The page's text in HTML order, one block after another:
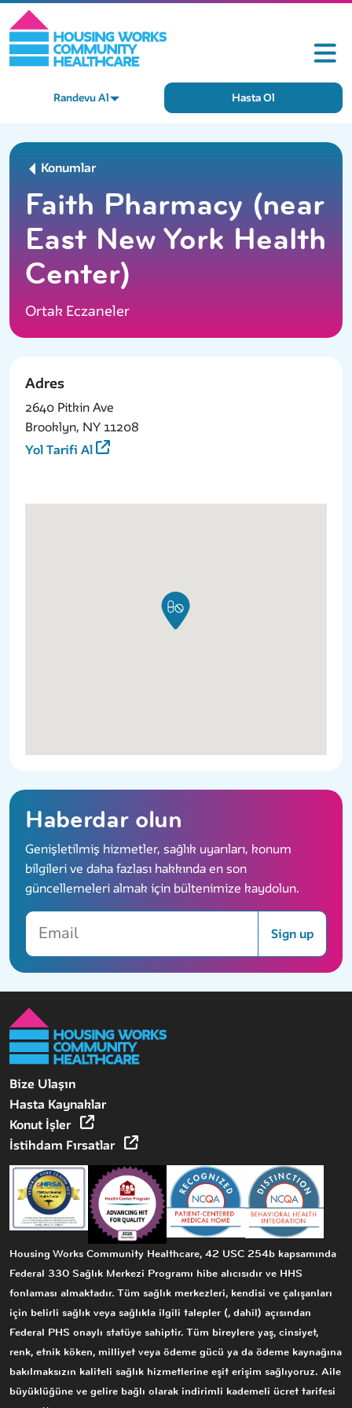
Randevu Al Hasta Ol
Konumlar
Faith Pharmacy (near
East New York Health
Center)
Ortak Eczaneler
Adres
2640 Pitkin Ave
Brooklyn, NY 11208
Yol Tarifi Al
Haberdar olun
Genişletilmiş hizmetler, sağlık uyarıları, konum
bilgileri ve daha fazlası hakkında en son
güncellemeleri almak için bültenimize kaydolun.
Email
Sign up
Bize Ulaşın
Hasta Kaynaklar
Konut İşler
İstihdam Fırsatlar
Housing Works Community Healthcare, 42 USC 254b kapsamında
Federal 330 Sağlık Merkezi Programı hibe alıcısıdır ve HHS
fonlaması almaktadır. Tüm sağlık merkezleri, kendisi ve çalışanları
için belirli sağlık veya sağlıkla ilgili talepler (, dahil) açısından
Federal PHS onaylı statüye sahiptir. Tüm bireylere yaş, cinsiyet,
renk, etnik köken, milliyet veya ödeme gücü ya da ödeme kaynağına
bakılmaksızın kaliteli sağlık hizmetlerine eşit erişim sağlıyoruz. Aile
büyüklüğüne ve gelire bağlı olarak indirimli kademeli ücret tarifesi